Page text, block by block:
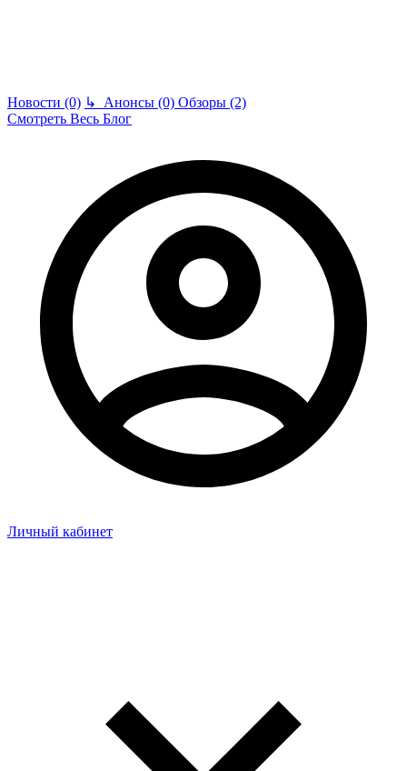
Новости (0) ↳ Анонсы (0) Обзоры (2)
Смотреть Весь Блог
Личный кабинет